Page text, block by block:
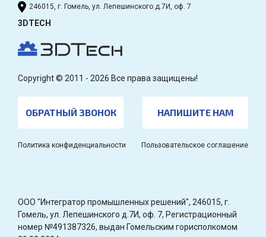
246015, г. Гомель, ул. Лепешинского д.7И, оф. 7
3DTECH
Copyright © 2011 - 2026 Все права защищены!
ОБРАТНЫЙ ЗВОНОК НАПИШИТЕ НАМ
Политика конфиденциальности Пользовательское соглашение
OOO "Интегратор промышленных решений", 246015, г.
Гомель, ул. Лепешинского д.7И, оф. 7, Регистрационный
номер №491387326, выдан Гомельским горисполкомом